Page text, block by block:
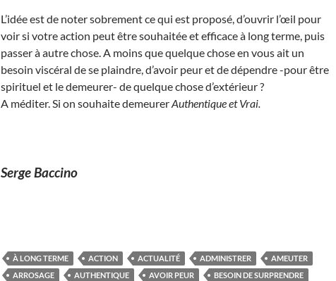
L’idée est de noter sobrement ce qui est proposé, d’ouvrir l’œil pour
voir si votre action peut être souhaitée et efficace à long terme, puis
passer à autre chose. A moins que quelque chose en vous ait un
besoin viscéral de se plaindre, d’avoir peur et de dépendre -pour être
spirituel et le demeurer- de quelque chose d’extérieur ?
A méditer. Si on souhaite demeurerAuthentique et Vrai.
Serge Baccino
À LONG TERME ACTION ACTUALITÉ ADMINISTRER
AMEUTER
ARROSAGE
AUTHENTIQUE AVOIR PEUR
BESOIN DE SURPRENDRE